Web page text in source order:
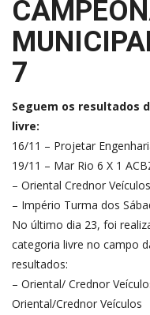
7
Seguem os resultados
livre:
16/11 – Projetar
19/11 – Mar Rio 6 X 1
– Oriental Crednor
– Império Turma dos
No último dia 23, foi
categoria livre no campo
resultados:
– Oriental/ Crednor
Oriental/Crednor Veículos